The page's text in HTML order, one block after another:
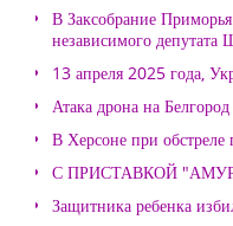
В Заксобрание
независимого депутата
13 апреля 2025 года,
Атака дрона на Белгород
В Херсоне при обстреле
С ПРИСТАВКОЙ
Защитника ребенка